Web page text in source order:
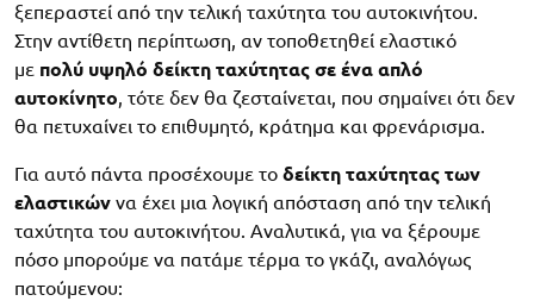
ξεπεραστεί από την τελική ταχύτητα του αυτοκινήτου.
Στην αντίθετη περίπτωση, αν τοποθετηθεί ελαστικό
με πολύ υψηλό δείκτη ταχύτητας σε ένα απλό
αυτοκίνητο, τότε δεν θα ζεσταίνεται, που σημαίνει ότι δεν
θα πετυχαίνει το επιθυμητό, κράτημα και φρενάρισμα.
Για αυτό πάντα προσέχουμε το δείκτη ταχύτητας των
ελαστικών να έχει μια λογική απόσταση από την τελική
ταχύτητα του αυτοκινήτου. Aναλυτικά, για να ξέρουμε
πόσο μπορούμε να πατάμε τέρμα το γκάζι, αναλόγως
πατούμενου: